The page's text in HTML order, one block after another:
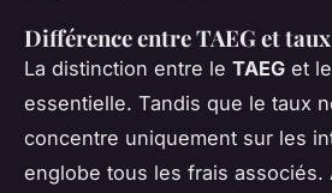
Différence entre TAEG et
La distinction entre le TAEG et le
essentielle. Tandis que le taux
concentre uniquement sur les
englobe tous les frais associés.